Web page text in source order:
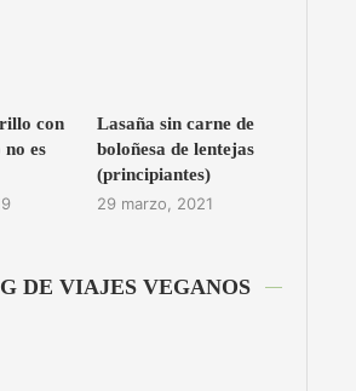
con
es
Lasaña sin carne de
boloñesa de lentejas
(principiantes)
29 marzo, 2021
DE VIAJES VEGANOS